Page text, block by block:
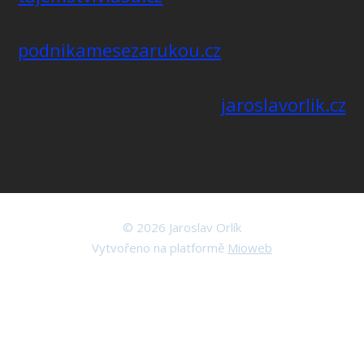
podnikamesezarukou.cz
jaroslavorlik.cz
© 2026 Jaroslav Orlík
Vytvořeno na platformě Mioweb